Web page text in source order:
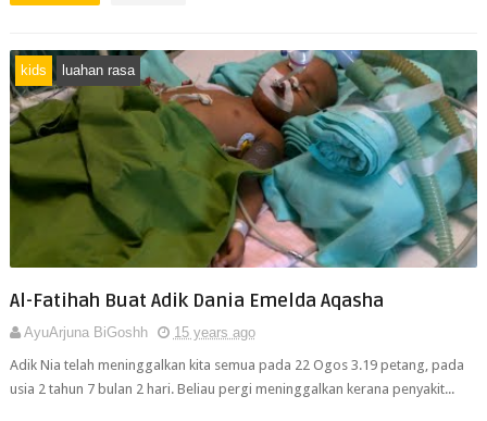
kids luahan rasa
Al-Fatihah Buat Adik Dania Emelda Aqasha
AyuArjuna BiGoshh
15 years ago
Adik Nia telah meninggalkan kita semua pada 22 Ogos 3.19 petang, pada
usia 2 tahun 7 bulan 2 hari. Beliau pergi meninggalkan kerana penyakit...